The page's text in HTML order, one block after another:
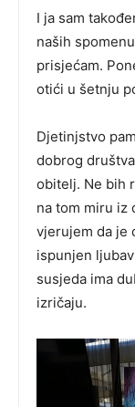
I ja sam
naših
prisjećam.
otići u šetnju
Djetinjstvo
dobrog
obitelj. Ne bih
na tom miru iz
vjerujem da je
ispunjen
susjeda ima
izričaju.